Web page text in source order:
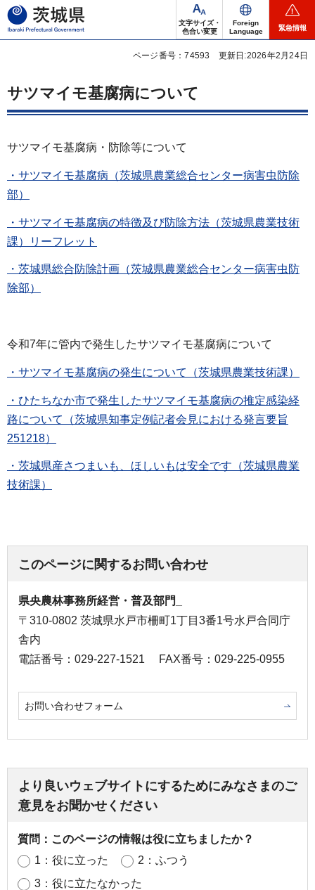
茨城県
文字サイズ・
色合い変更
Foreign
Language
緊急情報
ページ番号：74593 更新日:2026年2月24日
サツマイモ基腐病について
サツマイモ基腐病・防除等について
・サツマイモ基腐病（茨城県農業総合センター病害虫防除
部）
・サツマイモ基腐病の特徴及び防除方法（茨城県農業技術
課）リーフレット
・茨城県総合防除計画（茨城県農業総合センター病害虫防
除部）
令和7年に管内で発生したサツマイモ基腐病について
・サツマイモ基腐病の発生について（茨城県農業技術課）
・ひたちなか市で発生したサツマイモ基腐病の推定感染経
路について（茨城県知事定例記者会見における発言要旨
251218）
・茨城県産さつまいも、ほしいもは安全です（茨城県農業
技術課）
このページに関するお問い合わせ
県央農林事務所経営・普及部門_
〒310-0802 茨城県水戸市柵町1丁目3番1号水戸合同庁
舎内
電話番号：029-227-1521
FAX番号：029-225-0955
お問い合わせフォーム
より良いウェブサイトにするためにみなさまのご
意見をお聞かせください
質問：このページの情報は役に立ちましたか？
1：役に立った
2：ふつう
3：役に立たなかった